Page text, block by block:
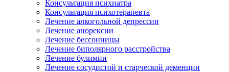
Консультация психиатра
Консультация психотерапевта
Лечение алкогольной депрессии
Лечение анорексии
Лечение бессонницы
Лечение биполярного расстройства
Лечение булимии
Лечение сосудистой и старческой деменции